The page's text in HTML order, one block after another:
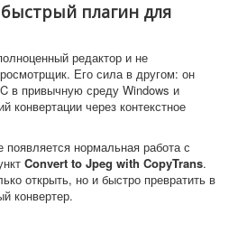
плагин для
редактор и не
Его сила в другом: он
в привычную среду Windows и
конвертации через контекстное
появляется нормальная работа с
Convert to Jpeg with CopyTrans.
открыть, но и быстро превратить в
конвертер.